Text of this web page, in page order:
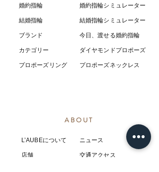
婚約指輪
結婚指輪
ブランド
カテゴリー
プロポーズリング
婚約指輪シミュレーター
結婚指輪シミ ュレーター
今日、渡せる婚約指輪
ダイヤモンドプロポーズ
プロポーズネックレス
ABOUT
L’AUBEについて
店舗
​ニュース
​交通アクセス